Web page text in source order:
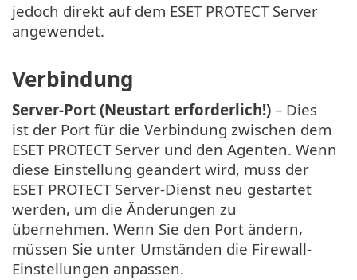
jedoch direkt auf dem ESET PROTECT Server
angewendet.
Verbindung
Server-Port (Neustart erforderlich!) – Dies
ist der Port für die Verbindung zwischen dem
ESET PROTECT Server und den Agenten. Wenn
diese Einstellung geändert wird, muss der
ESET PROTECT Server-Dienst neu gestartet
werden, um die Änderungen zu
übernehmen. Wenn Sie den Port ändern,
müssen Sie unter Umständen die Firewall-
Einstellungen anpassen.